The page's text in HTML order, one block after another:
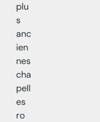
plu
s
anc
ien
nes
cha
pell
es
ro